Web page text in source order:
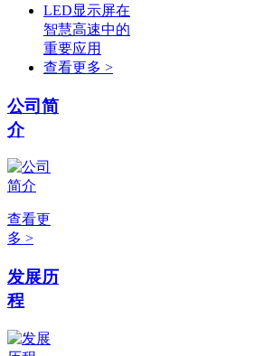
LED显示屏在
智慧高速中的
重要应用
查看更多 >
公司简
介
查看更
多 >
发展历
程